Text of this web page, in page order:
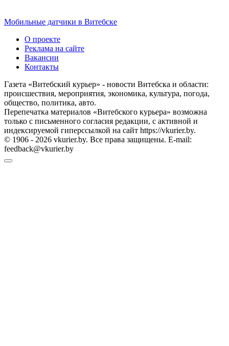
Мобильные датчики в Витебске
О проекте
Реклама на сайте
Вакансии
Контакты
Газета «Витебский курьер» - новости Витебска и области:
происшествия, мероприятия, экономика, культура, погода,
общество, политика, авто.
Перепечатка материалов «Витебского курьера» возможна
только с письменного согласия редакции, с активной и
индексируемой гиперссылкой на сайт https://vkurier.by.
© 1906 - 2026 vkurier.by. Все права защищены. E-mail:
feedback@vkurier.by